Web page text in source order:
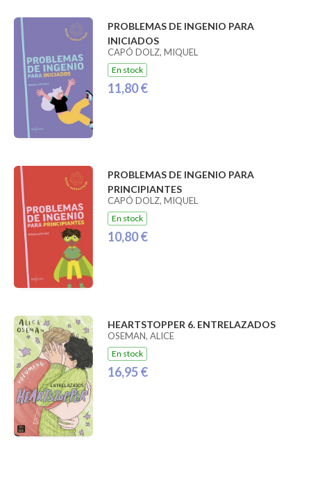
PROBLEMAS DE INGENIO PARA
INICIADOS
CAPÓ DOLZ, MIQUEL
En stock
11,80 €
PROBLEMAS DE INGENIO PARA
PRINCIPIANTES
CAPÓ DOLZ, MIQUEL
En stock
10,80 €
HEARTSTOPPER 6. ENTRELAZADOS
OSEMAN, ALICE
En stock
16,95 €